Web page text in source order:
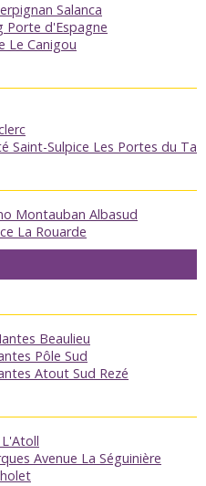
Salanca
Porte d'Espagne
Le Canigou
Saint-Sulpice Les Portes du
Montauban Albasud
La Rouarde
Beaulieu
Pôle Sud
Atout Sud Rezé
Avenue La Séguinière